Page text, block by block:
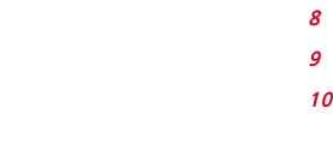
8
9
10